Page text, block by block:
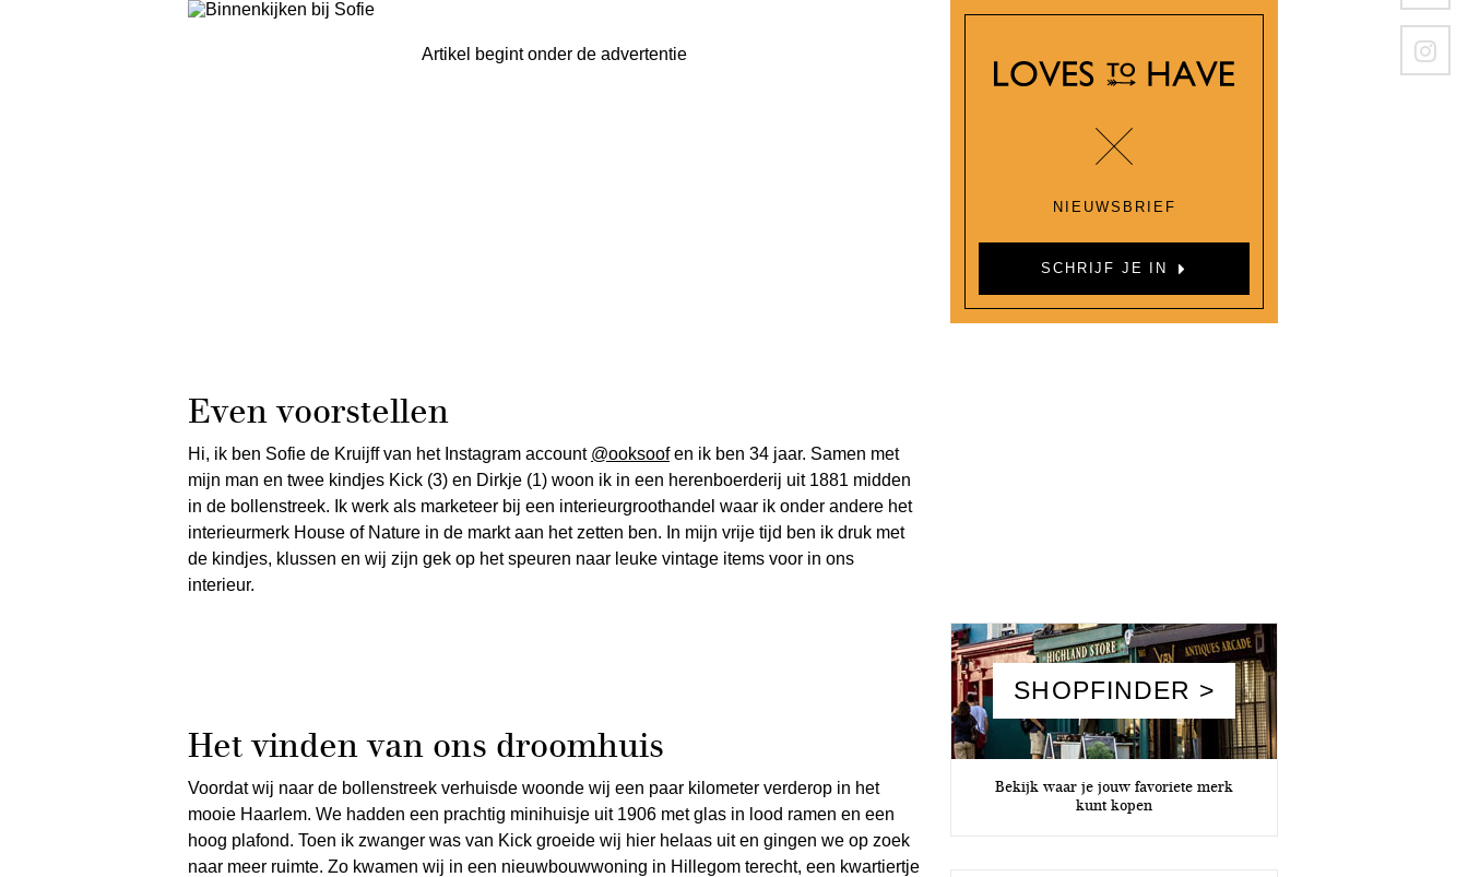
Artikel begint onder de advertentie
Even voorstellen
Hi, ik ben Sofie de Kruijff van het Instagram account @ooksoofen ik ben 34 jaar. Samen met
mijn man en twee kindjes Kick (3) en Dirkje (1) woon ik in een herenboerderij uit 1881 midden
in de bollenstreek. Ik werk als marketeer bij een interieurgroothandel waar ik onder andere het
interieurmerk House of Nature in de markt aan het zetten ben. In mijn vrije tijd ben ik druk met
de kindjes, klussen en wij zijn gek op het speuren naar leuke vintage items voor in ons
interieur.
Het vinden van ons droomhuis
Voordat wij naar de bollenstreek verhuisde woonde wij een paar kilometer verderop in het
mooie Haarlem. We hadden een prachtig minihuisje uit 1906 met glas in lood ramen en een
hoog plafond. Toen ik zwanger was van Kick groeide wij hier helaas uit en gingen we op zoek
naar meer ruimte. Zo kwamen wij in een nieuwbouwwoning in Hillegom terecht, een kwartiertje
NIEUWSBRIEF
SCHRIJF JE IN
SHOPFINDER >
Bekijk waar je jouw favoriete merk
kunt kopen